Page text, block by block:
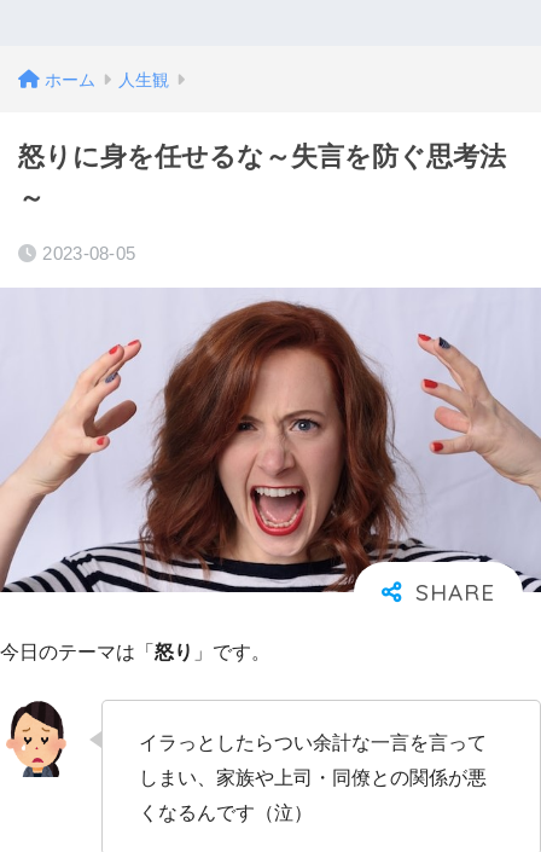
ホーム 人生観
怒りに身を任せるな～失言を防ぐ思考法
～
2023-08-05
今日のテーマは「 怒り 」です。
イラっとしたらつい余計な一言を言って
しまい、家族や上司・同僚との関係が悪
くなるんです（泣）